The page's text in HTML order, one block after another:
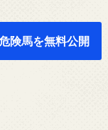
険馬を無料公開